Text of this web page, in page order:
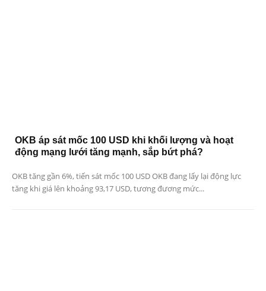
OKB áp sát mốc 100 USD khi khối lượng và hoạt
động mạng lưới tăng mạnh, sắp bứt phá?
OKB tăng gần 6%, tiến sát mốc 100 USD OKB đang lấy lại động lực
tăng khi giá lên khoảng 93,17 USD, tương đương mức...